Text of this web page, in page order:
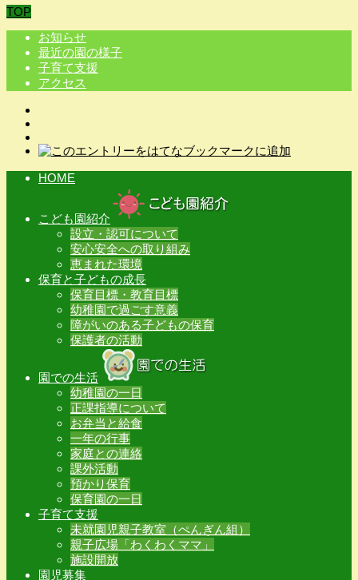
TOP
お知らせ
最近の園の様子
子育て支援
アクセス
HOME
こども園紹介
設立・認可について
安心安全への取り組み
恵まれた環境
保育と子どもの成長
保育目標・教育目標
幼稚園で過ごす意義
障がいのある子どもの保育
保護者の活動
園での生活
幼稚園の一日
正課指導について
お弁当と給食
一年の行事
家庭との連絡
課外活動
預かり保育
保育園の一日
子育て支援
未就園児親子教室（ぺんぎん組）
親子広場「わくわくママ」
施設開放
園児募集